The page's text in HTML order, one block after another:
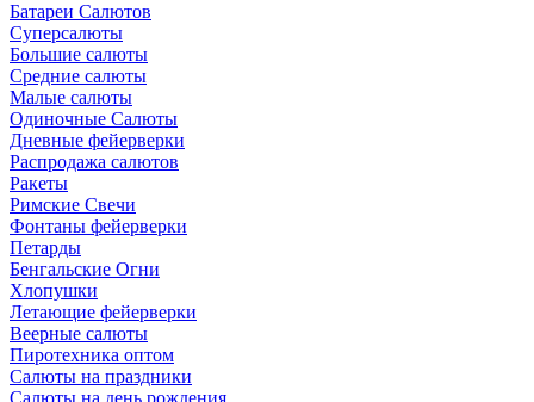
Батареи Салютов
Суперсалюты
Большие салюты
Средние салюты
Малые салюты
Одиночные Салюты
Дневные фейерверки
Распродажа салютов
Ракеты
Римские Свечи
Фонтаны фейерверки
Петарды
Бенгальские Огни
Хлопушки
Летающие фейерверки
Веерные салюты
Пиротехника оптом
Салюты на праздники
Салюты на день рождения